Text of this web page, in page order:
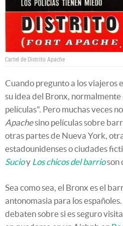
Cartel de Distrito Apache
Cuando pregunto a los viajeros
su idea del Bronx,
películas". Pero muchas veces
Apachesino películas sobre
otras partes de Nueva York,
estadounidenses o ciudades
Sucioy Los chicos del barrioson
Sea como sea, el Bronx es el
antonomasia para los
debaten sobre si es seguro